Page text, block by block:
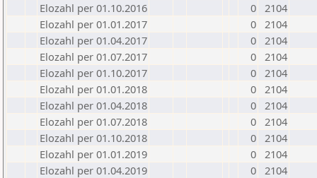
Elozahl per 01.10.2016
0 2104
Elozahl per 01.01.2017
0 2104
Elozahl per 01.04.2017
0 2104
Elozahl per 01.07.2017
0 2104
Elozahl per 01.10.2017
0 2104
Elozahl per 01.01.2018
0 2104
Elozahl per 01.04.2018
0 2104
Elozahl per 01.07.2018
0 2104
Elozahl per 01.10.2018
0 2104
Elozahl per 01.01.2019
0 2104
Elozahl per 01.04.2019
0 2104